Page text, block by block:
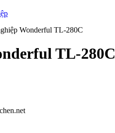
Wonderful TL-280C
TL-280C